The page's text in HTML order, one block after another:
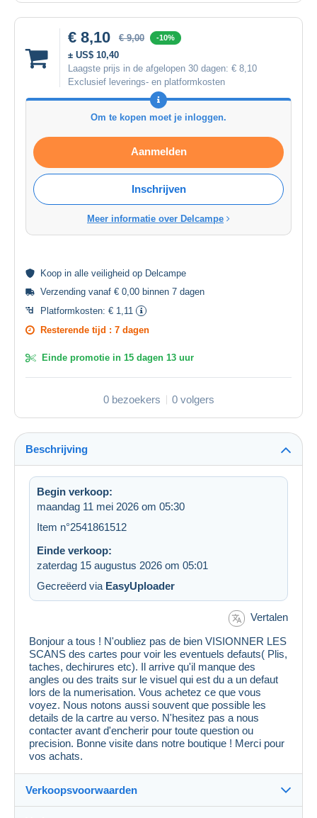
€ 8,10 € 9,00 -10%
± US$ 10,40
Laagste prijs in de afgelopen 30 dagen: € 8,10
Exclusief leverings- en platformkosten
Om te kopen moet je inloggen.
Aanmelden
Inschrijven
Meer informatie over Delcampe
Koop in alle veiligheid op Delcampe
Verzending vanaf € 0,00 binnen 7 dagen
Platformkosten: € 1,11
Resterende tijd : 7 dagen
Einde promotie in 15 dagen 13 uur
0 bezoekers 0 volgers
Beschrijving
Begin verkoop:
maandag 11 mei 2026 om 05:30
Item n°2541861512
Einde verkoop:
zaterdag 15 augustus 2026 om 05:01
Gecreëerd via EasyUploader
Vertalen
Bonjour a tous ! N'oubliez pas de bien VISIONNER LES
SCANS des cartes pour voir les eventuels defauts( Plis,
taches, dechirures etc). Il arrive qu'il manque des
angles ou des traits sur le visuel qui est du a un defaut
lors de la numerisation. Vous achetez ce que vous
voyez. Nous notons aussi souvent que possible les
details de la cartre au verso. N'hesitez pas a nous
contacter avant d'encherir pour toute question ou
precision. Bonne visite dans notre boutique ! Merci pour
vos achats.
Verkoopsvoorwaarden